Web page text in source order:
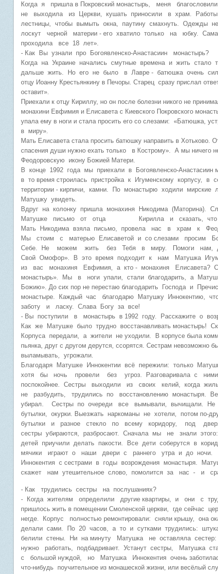
Когда я пришла в Покровский монастырь, меня
не выходила из Церкви, кушать приносили в храм. Работы
лестницы, чтобы вымыть окна, паутину смахнуть. Одежды
лоскут черной материи - его хватило только на юбку.
проходила все 18 лет».
- Как Вы узнали про Богоявленско-Анастасиин монастырь?
Когда на Украине начались смутные времена и жить
дальше жить. Но его не было в Лавре - батюшка очень
отцу Иоанну Крестьянкину в Печоры. Старец сразу прислал
оставит».
Приехали к отцу Кириллу, но он после болезни никого не
монахини Евфимия и Елисавета с Киевского Покровского
упала ему в ноги и стала просить его со слезами: «Батюшка,
в миру».
Мать Елисавета стала просить батюшку направить в Хотьково.
спасения души нужно ехать только в Кострому». А мы ничего
Феодоровскую икону Божией Матери.
В конце 1992 года мы приехали в Богоявленско-Анастасиин
в то время строилась пристройка к Игуменскому корпусу,
территории - кирпичи, камни. По монастырю ходили
Матушку увидеть.
Вдруг на колонку пришла монахиня Никодима (Маторина).
Матушке письмо от отца Кирилла и сказать, что
Мать Никодима взяла письмо, провела нас в храм к
Мы стоим с матерью Елисаветой и со слезами
Себе. Не можем жить без Тебя в миру. Помоги
Свой Омофор». В это время подходит к нам Матушка
из вас монахиня Евфимия, а кто - монахиня Елисавета?
монастырь». Мы в ноги упали, стали благодарить, а
Божию». До сих пор не перестаю благодарить Господа и
монастыре. Каждый час благодарю Матушку Иннокентию,
заботу и ласку. Слава Богу за все!
- Вы поступили в монастырь в 1992 году. Расскажите о
Как же Матушке было трудно восстанавливать монастырь!
Корпуса передали, а жители не уходили. В корпусе была
пьянка, друг с другом дерутся, ссорятся. Сестрам невозможно
выламывать, угрожали.
Благодаря Матушке Иннокентии всё пережили: только
хотя бы ночь провели без угроз. Разговаривала с
поспокойнее. Сестры выходили из своих келий, когда
не разбудить, трудились по восстановлению
убирал. Сестры по очереди все вымывали, вычищали. Не
бутылки, окурки. Выезжать наркоманы не хотели, потом по-
бутылки и разное стекло по всему коридору, под
сестры убираются, разбросают. Сначала мы не знали
детей приучили делать пакости. Все дети соберутся в
мячики играют о наши двери с раннего утра и до
Иннокентия с сестрами в годы возрождения монастыря.
скажет нам утешительное слово, помолится за нас - и
- Как трудились сестры на послушаниях?
- Когда жителям определили другие квартиры, и они с
пришлось жить в помещении Смоленской церкви, где сейчас
негде. Корпус полностью ремонтировали: сняли крышу, она
делали сами. По 20 часов, а то и сутками трудились:
белили стены. Ни на минуту Матушка не оставляла
нужно работать, подбадривает. Устанут сестры, Матушка
с большой нуждой, но Матушка Иннокентия очень
что-нибудь поучительное из монашеской жизни, или весёлый